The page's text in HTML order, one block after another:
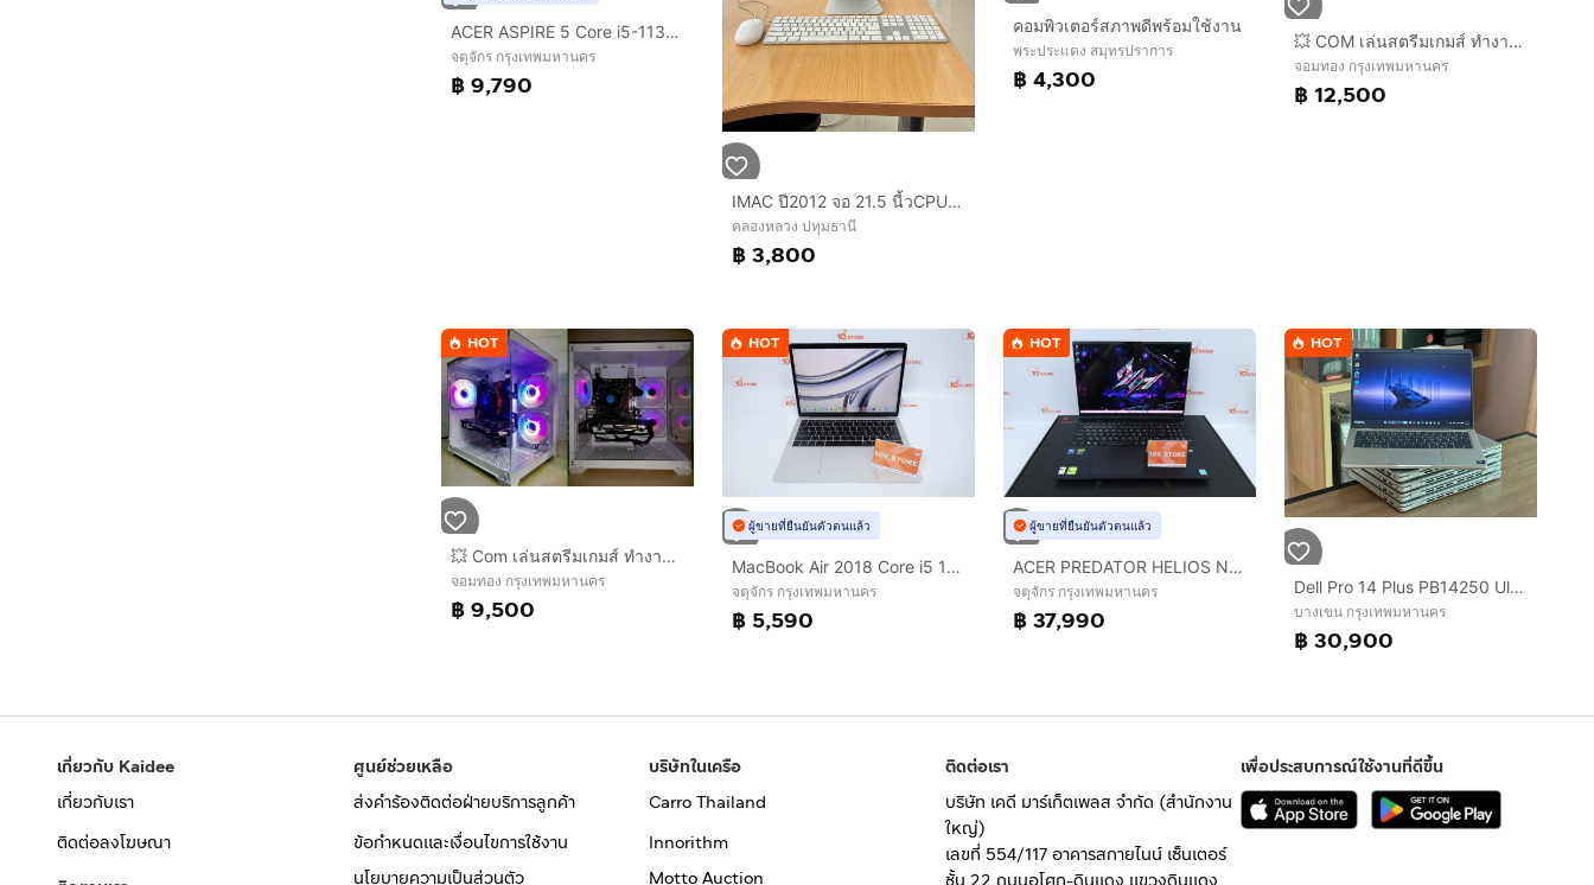
ACER ASPIRE 5 Core i5-1135G7 RAM16.512GB
จตุจักร กรุงเทพมหานคร
฿ 9,790
IMAC ปี2012 จอ 21.5 นี้วCPU I5 RAM 8 G HDD 1000G พร้อม เมาร์ คีย์บอร์ด MAC และ กล่อง
คลองหลวง ปทุมธานี
฿ 3,800
คอมพิวเตอร์สภาพดีพร้อมใช้งาน
พระประแดง สมุทรปราการ
฿ 4,300
💥 COM เล่นสตรีมเกมส์ ทำงาน กราฟิก 3D ตัดต่อ 💥
จอมทอง กรุงเทพมหานคร
฿ 12,500
HOT
💥 Com เล่นสตรีมเกมส์ ทำงาน กราฟิก 3D ตัดต่อ 💥 CPU I3 10105F + RX 570 OC 8 GB + RAM 16 GB + SSD 256 GB 💥
จอมทอง กรุงเทพมหานคร
฿ 9,500
HOT
ผู้ขายที่ยืนยันตัวตนแล้ว
MacBook Air 2018 Core i5 13" 8.128GB
จตุจักร กรุงเทพมหานคร
฿ 5,590
HOT
ผู้ขายที่ยืนยันตัวตนแล้ว
ACER PREDATOR HELIOS NEO 16S AI Core Ultra 5 235HX.RTX5050 RAM16.512GB
จตุจักร กรุงเทพมหานคร
฿ 37,990
HOT
Dell Pro 14 Plus PB14250 Ultra 7-255U SSD512GB RAM16GB DDR5 Win 11Pro คีย์ไฟ สินค้ามือสอง สำหรับงานคำนวน งานประสิทธิภาพสูง งานสำนักงาน ประกั
บางเขน กรุงเทพมหานคร
฿ 30,900
เกี่ยวกับ Kaidee
เกี่ยวกับเรา
ติดต่อลงโฆษณา
ศูนย์ช่วยเหลือ
ส่งคำร้องติดต่อฝ่ายบริการลูกค้า
ข้อกำหนดและเงื่อนไขการใช้งาน
นโยบายความเป็นส่วนตัว
บริษัทในเครือ
Carro Thailand
Innorithm
Motto Auction
ติดต่อเรา
บริษัท เคดี มาร์เก็ตเพลส จำกัด (สำนักงาน
ใหญ่)
เลขที่ 554/117 อาคารสกายไนน์ เซ็นเตอร์
เพื่อประสบการณ์ใช้งานที่ดีขึ้น